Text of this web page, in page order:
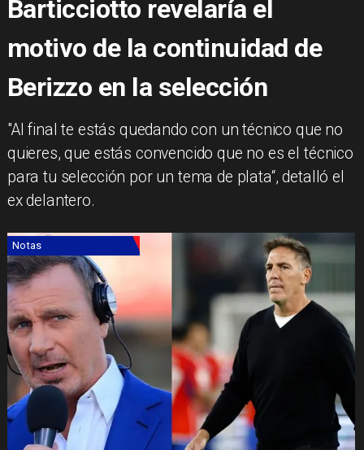
Barticciotto revelaría el
motivo de la continuidad de
Berizzo en la selección
"Al final te estás quedando con un técnico que no
quieres, que estás convencido que no es el técnico
para tu selección por un tema de plata“, detalló el
ex delantero.
Notas